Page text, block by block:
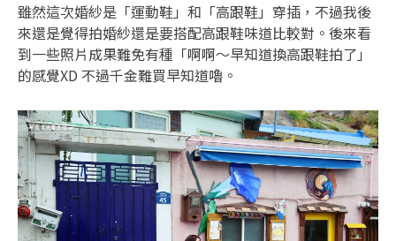
雖然這次婚紗是「運動鞋」和「高跟鞋」穿插，不過我後
來還是覺得拍婚紗還是要搭配高跟鞋味道比較對。後來看
到一些照片成果難免有種「啊啊～早知道換高跟鞋拍了」
的感覺XD 不過千金難買早知道嚕。